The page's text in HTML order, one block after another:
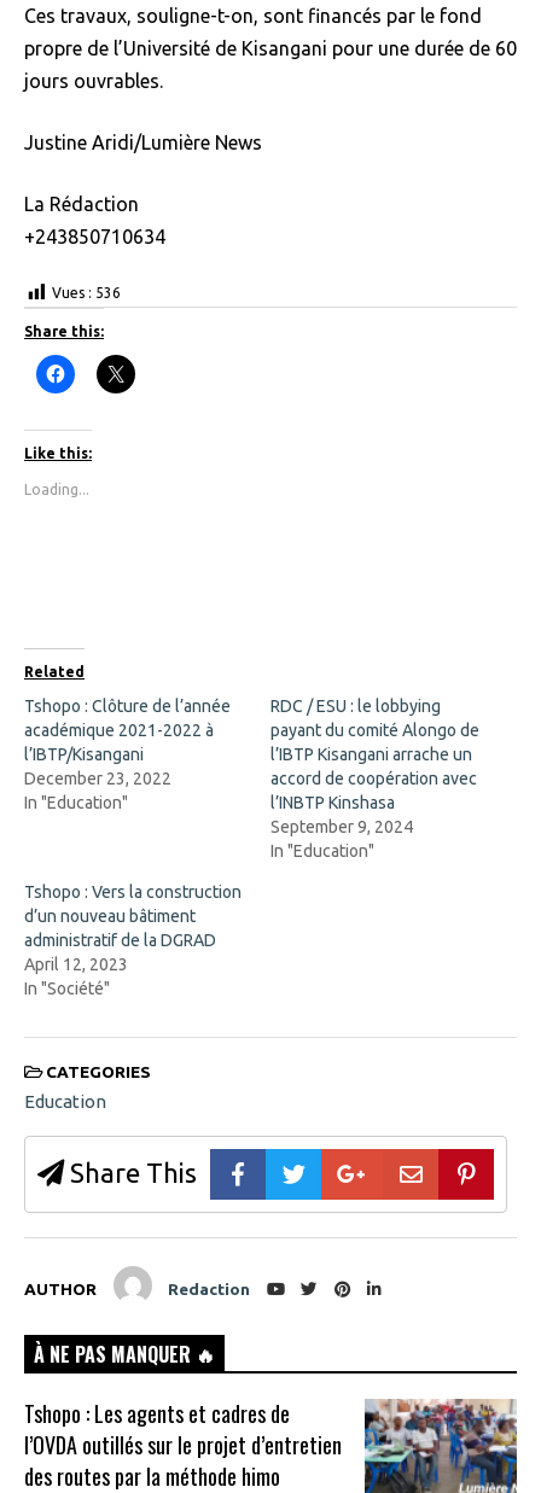
Ces travaux, souligne-t-on, sont financés par le fond
propre de l’Université de Kisangani pour une durée de 60
jours ouvrables.
Justine Aridi/Lumière News
La Rédaction
+243850710634
Vues : 536
Share this:
C
l
k
t
o
h
b
o
o
k
(
O
p
e
n
s
i
w
i
n
d
o
w
)
C
l
i
n
n
e
w
w
i
Like this:
Loading...
Related
Tshopo : Clôture de l’année
académique 2021-2022 à
l’IBTP/Kisangani
December 23, 2022
In "Education"
RDC / ESU : le lobbying
payant du comité Alongo de
l’IBTP Kisangani arrache un
accord de coopération avec
l’INBTP Kinshasa
September 9, 2024
In "Education"
Tshopo : Vers la construction
d’un nouveau bâtiment
administratif de la DGRAD
April 12, 2023
In "Société"
CATEGORIES
Education
Share This
AUTHOR Redaction
À NE PAS MANQUER 🔥
Tshopo : Les agents et cadres de
l’OVDA outillés sur le projet d’entretien
des routes par la méthode himo